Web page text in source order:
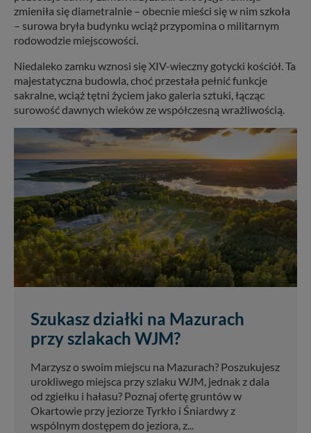
zmieniła się diametralnie – obecnie mieści się w nim szkoła
– surowa bryła budynku wciąż przypomina o militarnym
rodowodzie miejscowości.
Niedaleko zamku wznosi się XIV-wieczny gotycki kościół. Ta
majestatyczna budowla, choć przestała pełnić funkcje
sakralne, wciąż tętni życiem jako galeria sztuki, łącząc
surowość dawnych wieków ze współczesną wrażliwością.
Szukasz działki na Mazurach
przy szlakach WJM?
Marzysz o swoim miejscu na Mazurach? Poszukujesz
urokliwego miejsca przy szlaku WJM, jednak z dala
od zgiełku i hałasu? Poznaj ofertę gruntów w
Okartowie przy jeziorze Tyrkło i Śniardwy z
wspólnym dostępem do jeziora, z...